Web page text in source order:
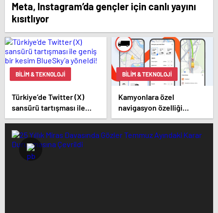
Meta, Instagram’da gençler için canlı yayını
kısıtlıyor
BILIM & TEKNOLOJI
Türkiye’de Twitter (X)
sansürü tartışması ile
geniş bir kesim BlueSky’a
yöneldi!
BILIM & TEKNOLOJI
Kamyonlara özel
navigasyon özelliği
Türkiye’de